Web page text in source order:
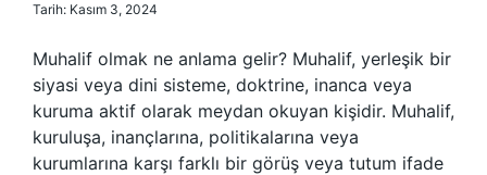
Tarih: Kasım 3, 2024
Muhalif olmak ne anlama gelir? Muhalif, yerleşik bir
siyasi veya dini sisteme, doktrine, inanca veya
kuruma aktif olarak meydan okuyan kişidir. Muhalif,
kuruluşa, inançlarına, politikalarına veya
kurumlarına karşı farklı bir görüş veya tutum ifade